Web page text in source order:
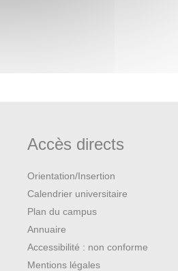
Accès directs
Orientation/Insertion
Calendrier universitaire
Plan du campus
Annuaire
Accessibilité : non conforme
Mentions légales